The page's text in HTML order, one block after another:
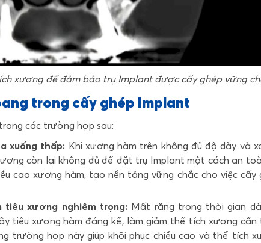
xương để đảm bảo trụ Implant được cấy ghép vững
trong cấy ghép Implant
các trường hợp sau:
xuống thấp: Khi xương hàm trên không đủ độ dày và
còn lại không đủ để đặt trụ Implant một cách an
cao xương hàm, tạo nền tảng vững chắc cho việc cấy
tiêu xương nghiêm trọng: Mất răng trong thời gian
tiêu xương hàm đáng kể, làm giảm thể tích xương cần
trường hợp này giúp khôi phục chiều cao và thể tích